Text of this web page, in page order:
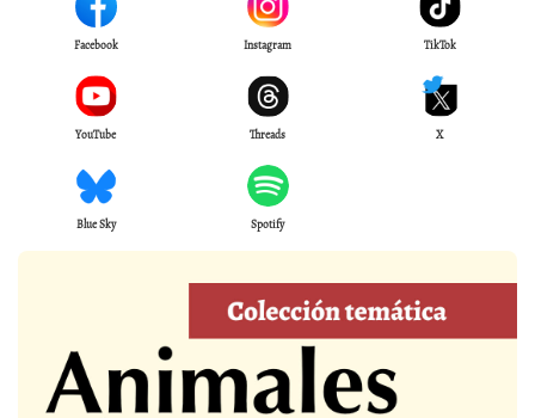
Facebook Instagram TikTok
YouTube Threads X
Blue Sky Spotify